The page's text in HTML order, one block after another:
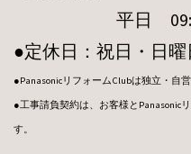
平日
●定休日：祝日・日曜
●PanasonicリフォームClubは独立・自
●工事請負契約は、お客様とPanasonic
す。